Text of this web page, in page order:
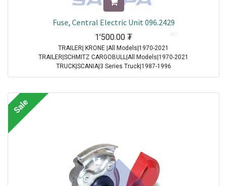
Fuse, Central Electric Unit 096.2429
1'500.00 ₮
TRAILER| KRONE |All Models|1970-2021
TRAILER|SCHMITZ CARGOBULL|All Models|1970-2021
TRUCK|SCANIA|3 Series Truck|1987-1996
TRUCK|IVECO|Eurocargo I|1991-2003
TRUCK|IVECO|Eurotech|1992-2002
TRUCK|DAF|CF65|2001-2013
TRUCK|DAF|CF75|2001-2013
TRUCK|DAF|CF85|2001-2013
TRUCK|DAF|XF95|2002-2006
Sale